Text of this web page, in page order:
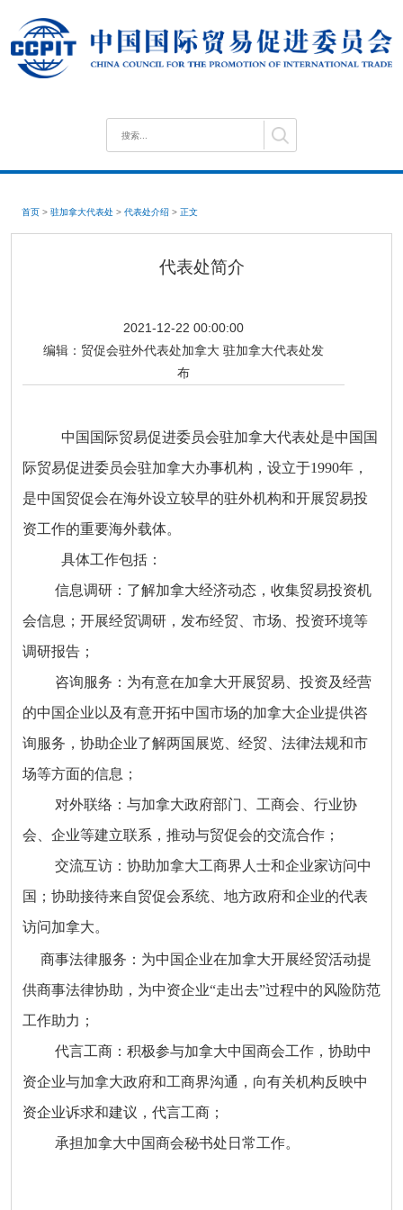
首页 > 驻加拿大代表处 > 代表处介绍 > 正文
代表处简介
2021-12-22 00:00:00
编辑： 贸促会驻外代表处加拿大 驻加拿大代表处发
布
中国国际贸易促进委员会驻加拿大代表处是中国国
际贸易促进委员会驻加拿大办事机构，设立于1990年，
是中国贸促会在海外设立较早的驻外机构和开展贸易投
资工作的重要海外载体。
具体工作包括：
信息调研：了解加拿大经济动态，收集贸易投资机
会信息；开展经贸调研，发布经贸、市场、投资环境等
调研报告；
咨询服务：为有意在加拿大开展贸易、投资及经营
的中国企业以及有意开拓中国市场的加拿大企业提供咨
询服务，协助企业了解两国展览、经贸、法律法规和市
场等方面的信息；
对外联络：与加拿大政府部门、工商会、行业协
会、企业等建立联系，推动与贸促会的交流合作；
交流互访：协助加拿大工商界人士和企业家访问中
国；协助接待来自贸促会系统、地方政府和企业的代表
访问加拿大。
商事法律服务：为中国企业在加拿大开展经贸活动提
供商事法律协助，为中资企业“走出去”过程中的风险防范
工作助力；
代言工商：积极参与加拿大中国商会工作，协助中
资企业与加拿大政府和工商界沟通，向有关机构反映中
资企业诉求和建议，代言工商；
承担加拿大中国商会秘书处日常工作。